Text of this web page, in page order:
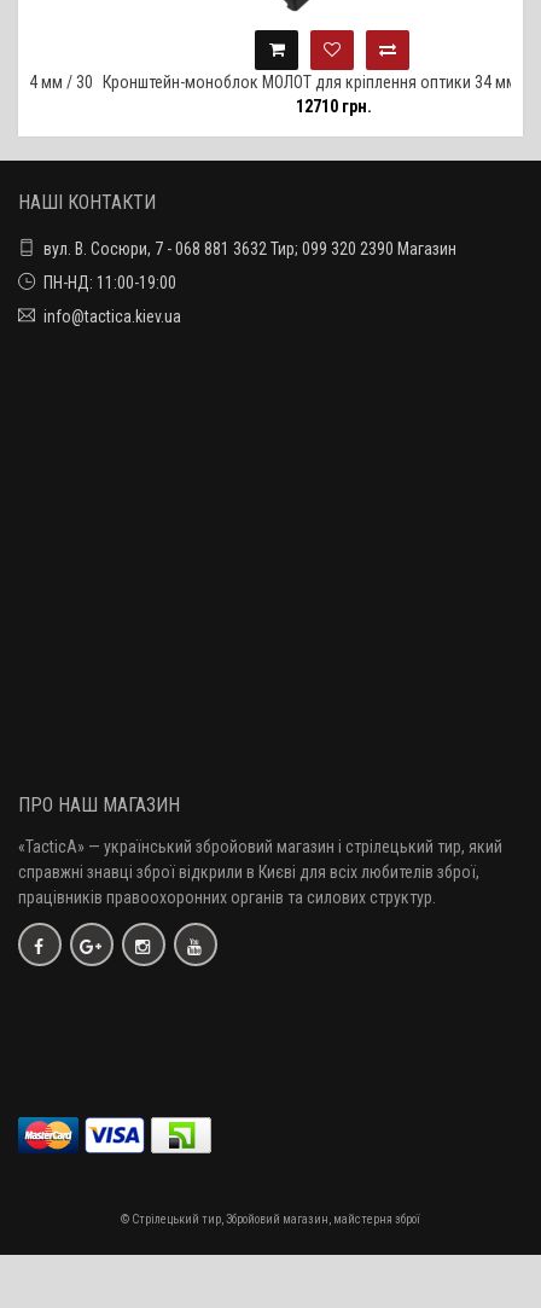
/ 30 Кронштейн-моноблок МОЛОТ для кріплення оптики 34 мм, нахил
20 MOA
12710 грн.
НАШІ КОНТАКТИ
вул. В. Сосюри, 7 - 068 881 3632 Тир; 099 320 2390 Магазин
ПН-НД: 11:00-19:00
info@tactica.kiev.ua
ПРО НАШ МАГАЗИН
«TacticA» — український збройовий магазин і стрілецький тир, який
справжні знавці зброї відкрили в Києві для всіх любителів зброї,
працівників правоохоронних органів та силових структур.
© Стрілецький тир, Збройовий магазин, майстерня зброї